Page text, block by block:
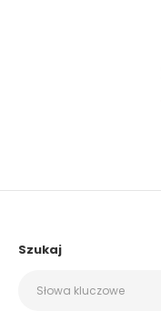
Szukaj